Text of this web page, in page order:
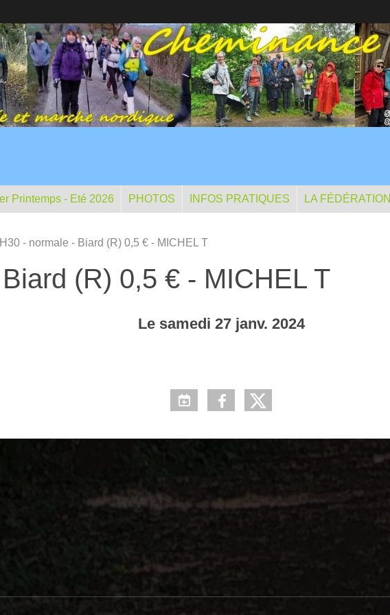
Printemps - Eté 2026 PHOTOS INFOS PRATIQUES LA FÉDÉRATION
- normale - Biard (R) 0,5 € - MICHEL T
(R) 0,5 € - MICHEL T
Le samedi 27 janv. 2024